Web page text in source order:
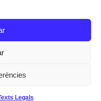
Legals
Twitter